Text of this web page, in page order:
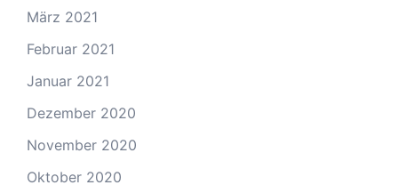
März 2021
Februar 2021
Januar 2021
Dezember 2020
November 2020
Oktober 2020